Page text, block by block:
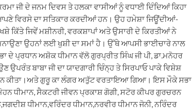
ਜੀ ਦੇ ਜਨਮ ਦਿਵਸ ਤੇ ਹਲਕਾ ਵਾਸੀਆਂ ਨੂੰ ਵਧਾਈ ਦਿੰਦਿਆਂ ਕਿਹਾ
ਵਿਰਸੇ ਦਾ ਸਤਿਕਾਰ ਕਰਦੀਆਂ ਹਨ। ਉਹ ਹਮੇਸ਼ਾ ਜਿਊਂਦੀਆਂ-
ਕਿੱਤੇ ਜਿਵੇਂ ਮਸ਼ੀਨਰੀ, ਵਰਕਸ਼ਾਪਾਂ ਅਤੇ ਉਸਾਰੀ ਦੇ ਕਿਰਤੀਆਂ ਨੇ
ਉਹਨਾਂ ਲਈ ਖੁਸ਼ੀ ਦਾ ਸਮਾਂ ਹੈ। ਉੱਥੇ ਆਪਸੀ ਭਾਈਚਾਰੇ ਨਾਲ
ਦੇ ਪ੍ਰਧਾਨ ਅਸ਼ੋਕ ਧੀਮਾਨ ਵੱਲੋ ਗੁਰਪ੍ਰੀਤ ਸਿੰਘ ਜੀ ਪੀ, ਡਾ.ਮਨੋਹਰ
ਉਪਰੰਤ ਬਾਬਾ ਜੀ ਦਾ ਯਾਦਗਾਰੀ ਚਿੰਨ੍ਹ ਤੇ ਸਿਰਪਾਓ ਪਾਕੇ ਵਿਸ਼ੇਸ਼
ਕੀਤਾ।ਅਤੇ ਗੁਰੂ ਕਾ ਲੰਗਰ ਅਤੁੱਟ ਵਰਤਾਇਆ ਗਿਆ। ਇਸ ਮੌਕੇ ਸਭਾ
ਧੀਮਾਨ, ਸੈਕਟਰੀ ਜੀਵਨ ਪ੍ਰਕਾਸ਼ ਗੋਗੀ, ਸਟੋਰ ਕੀਪਰ ਗੁਰਚਰਨ
ਧੀਮਾਨ,ਵਰਿੰਦਰ ਧੀਮਾਨ,ਨਰਵੀਰ ਧੀਮਾਨ ਜੋਨੀ, ਨਰਿੰਦਰ